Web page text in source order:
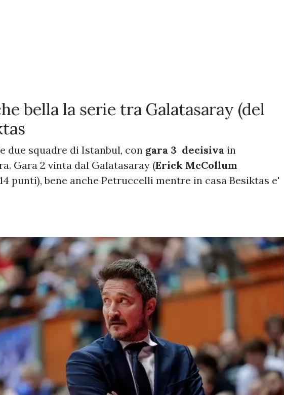
bella la serie tra Galatasaray (del
due squadre di Istanbul, con gara 3 decisiva in
Gara 2 vinta dal Galatasaray (Erick McCollum
punti), bene anche Petruccelli mentre in casa Besiktas e'